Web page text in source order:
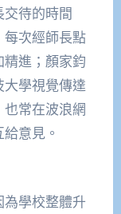
待的時間
每次經師長點
進；顏家鈞
學視覺傳達
常在波浪網
意見。
學校整體升